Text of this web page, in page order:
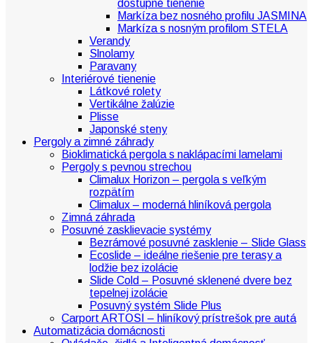
dostupné tienenie
Markíza bez nosného profilu JASMINA
Markíza s nosným profilom STELA
Verandy
Slnolamy
Paravany
Interiérové tienenie
Látkové rolety
Vertikálne žalúzie
Plisse
Japonské steny
Pergoly a zimné záhrady
Bioklimatická pergola s naklápacími lamelami
Pergoly s pevnou strechou
Climalux Horizon – pergola s veľkým
rozpätím
Climalux – moderná hliníková pergola
Zimná záhrada
Posuvné zasklievacie systémy
Bezrámové posuvné zasklenie – Slide Glass
Ecoslide – ideálne riešenie pre terasy a
lodžie bez izolácie
Slide Cold – Posuvné sklenené dvere bez
tepelnej izolácie
Posuvný systém Slide Plus
Carport ARTOSI – hliníkový prístrešok pre autá
Automatizácia domácnosti